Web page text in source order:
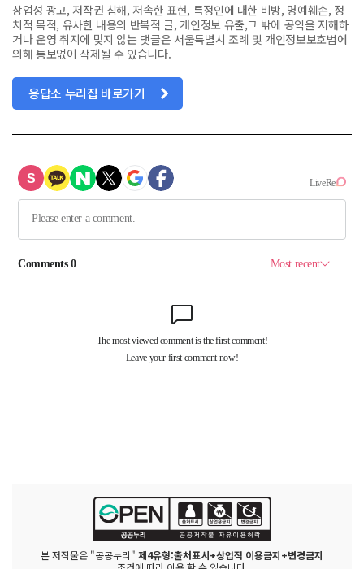
상업성 광고, 저작권 침해, 저속한 표현, 특정인에 대한 비방, 명예훼손, 정
치적 목적, 유사한 내용의 반복적 글, 개인정보 유출,그 밖에 공익을 저해하
거나 운영 취지에 맞지 않는 댓글은 서울특별시 조례 및 개인정보보호법에
의해 통보없이 삭제될 수 있습니다.
응답소 누리집 바로가기
본 저작물은 "공공누리" 제4유형:출처표시+상업적 이용금지+변경금지